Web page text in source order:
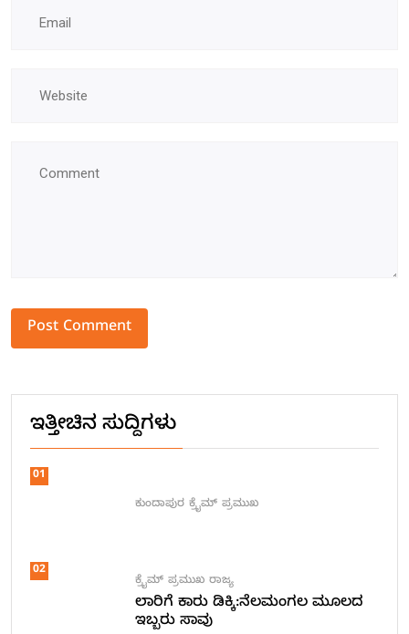
ಇತ್ತೀಚಿನ ಸುದ್ದಿಗಳು
01
ಕುಂದಾಪುರ ಕ್ರೈಮ್ ಪ್ರಮುಖ
02
ಕ್ರೈಮ್ ಪ್ರಮುಖ ರಾಜ್ಯ
ಲಾರಿಗೆ ಕಾರು ಡಿಕ್ಕಿ:ನೆಲಮಂಗಲ ಮೂಲದ
ಇಬ್ಬರು ಸಾವು